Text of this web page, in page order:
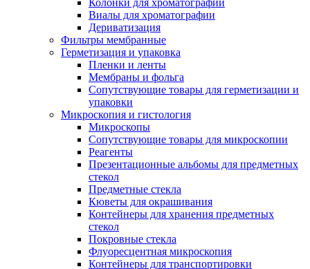
Колонки для хроматографии
Виалы для хроматографии
Дериватизация
Фильтры мембранные
Герметизация и упаковка
Пленки и ленты
Мембраны и фольга
Сопутствующие товары для герметизации и
упаковки
Микроскопия и гистология
Микроскопы
Сопутствующие товары для микроскопии
Реагенты
Презентационные альбомы для предметных
стекол
Предметные стекла
Кюветы для окрашивания
Контейнеры для хранения предметных
стекол
Покровные стекла
Флуоресцентная микроскопия
Контейнеры для транспортировки